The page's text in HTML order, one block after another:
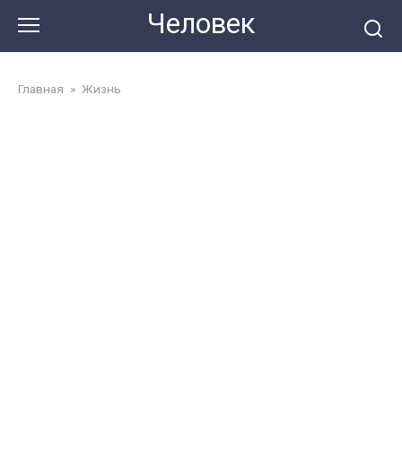
змісту
Человек
Главная » Жизнь